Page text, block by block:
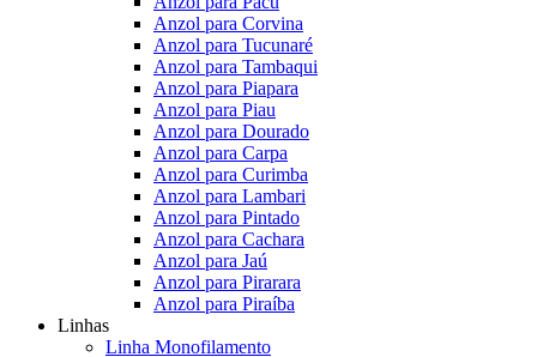
Anzol para Corvina
Anzol para Tucunaré
Anzol para Tambaqui
Anzol para Piapara
Anzol para Piau
Anzol para Dourado
Anzol para Carpa
Anzol para Curimba
Anzol para Lambari
Anzol para Pintado
Anzol para Cachara
Anzol para Jaú
Anzol para Pirarara
Anzol para Piraíba
Linhas
Linha Monofilamento